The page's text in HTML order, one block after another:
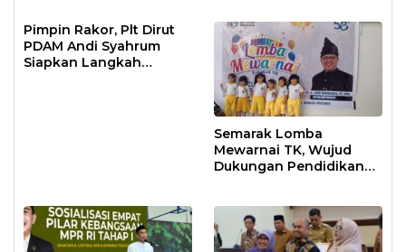
Pimpin Rakor, Plt Dirut
PDAM Andi Syahrum
Siapkan Langkah
Semarak Lomba
Mewarnai TK, Wujud
Dukungan Pendidikan